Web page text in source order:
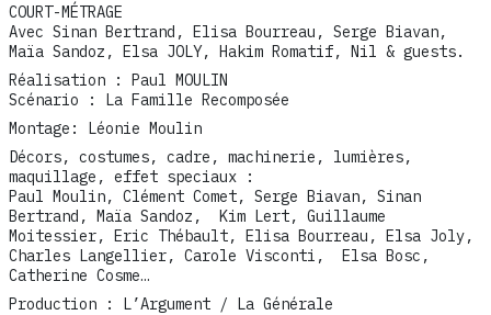
COURT-MÉTRAGE
Avec Sinan Bertrand, Elisa Bourreau, Serge Biavan,
Maïa Sandoz, Elsa JOLY, Hakim Romatif, Nil & guests.
Réalisation : Paul MOULIN
Scénario : La Famille Recomposée
Montage: Léonie Moulin
Décors, costumes, cadre, machinerie, lumières,
maquillage, effet speciaux :
Paul Moulin, Clément Comet, Serge Biavan, Sinan
Bertrand, Maïa Sandoz, Kim Lert, Guillaume
Moitessier, Eric Thébault, Elisa Bourreau, Elsa Joly,
Charles Langellier, Carole Visconti, Elsa Bosc,
Catherine Cosme…
Production : L’Argument / La Générale